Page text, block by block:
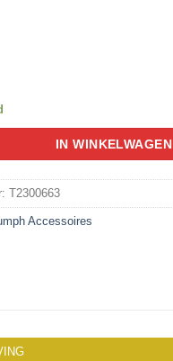
IN WINKELWAGEN
T2300663
Accessoires